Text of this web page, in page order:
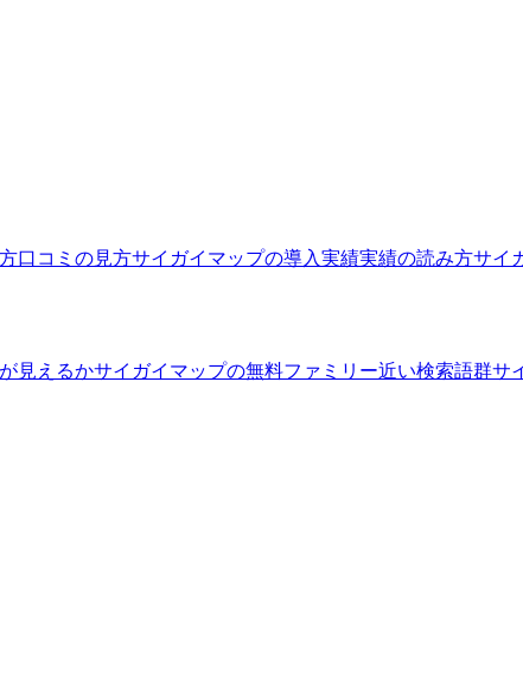
口コミの見方サイガイマップの導入実績実績の読み方サイ
見えるかサイガイマップの無料ファミリー近い検索語群サ